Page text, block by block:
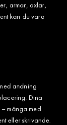
armar, axlar,
kan du vara
andning
Dina
många med
eller skrivande.